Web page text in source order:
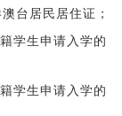
台居民居住证；
学生申请入学的
学生申请入学的